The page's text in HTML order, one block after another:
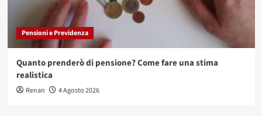
Pensioni e Previdenza
Quanto prenderò di pensione? Come fare una stima
realistica
Renan 4 Agosto 2026